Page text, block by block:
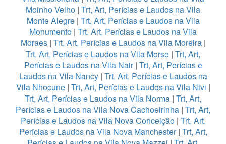
Moinho Velho | Trt, Art, Perícias e Laudos na Vila
Monte Alegre| Trt, Art, Perícias e Laudos na Vila
Monumento | Trt, Art, Perícias e Laudos na Vila
Moraes| Trt, Art, Perícias e Laudos na Vila Moreira|
Trt, Art, Perícias e Laudos na Vila Morse | Trt, Art,
Perícias e Laudos na Vila Nair| Trt, Art, Perícias e
Laudos na Vila Nancy| Trt, Art, Perícias e Laudos na
Vila Nhocune| Trt, Art, Perícias e Laudos na Vila Nivi |
Trt, Art, Perícias e Laudos na Vila Norma | Trt, Art,
Perícias e Laudos na Vila Nova Cachoeirinha | Trt, Art,
Perícias e Laudos na Vila Nova Conceição| Trt, Art,
Perícias e Laudos na Vila Nova Manchester| Trt, Art,